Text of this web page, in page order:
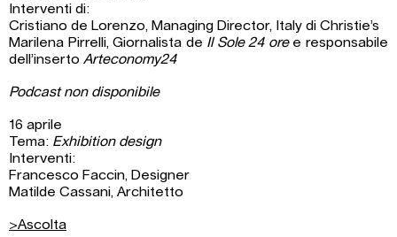
Interventi di:
Cristiano de Lorenzo, Managing Director, Italy di Christie’s
Marilena Pirrelli, Giornalista de Il Sole 24 oree responsabile
dell’inserto Arteconomy24
Podcast non disponibile
16 aprile
Tema: Exhibition design
Interventi:
Francesco Faccin, Designer
Matilde Cassani, Architetto
>Ascolta